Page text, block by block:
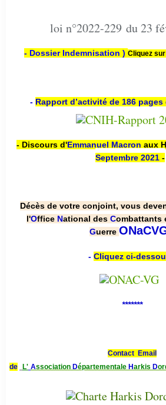
loi n°2022-229 du 23
- Dossier Indemnisation ) Cliquez
- Rapport d’activité de 186 pages
- Discours d'Emmanuel Macron aux
Septembre 2021 -
Décès de votre conjoint, vous
l'Office National des Combattants
Guerre
- Cliquez ci-
*******
Contact Email
de
L' Association Départementale Harkis D